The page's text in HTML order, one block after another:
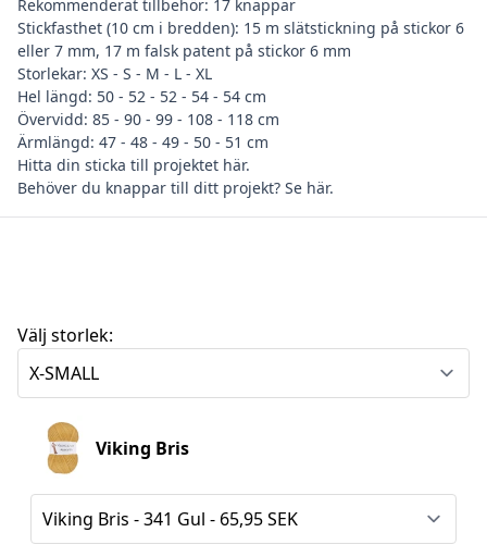
Rekommenderat tillbehör: 17 knappar
Stickfasthet (10 cm i bredden): 15 m slätstickning på stickor 6
eller 7 mm, 17 m falsk patent på stickor 6 mm
Storlekar: XS - S - M - L - XL
Hel längd: 50 - 52 - 52 - 54 - 54 cm
Övervidd: 85 - 90 - 99 - 108 - 118 cm
Ärmlängd: 47 - 48 - 49 - 50 - 51 cm
Hitta din sticka till projektet här.
Behöver du knappar till ditt projekt? Se här.
Välj storlek:
Viking Bris